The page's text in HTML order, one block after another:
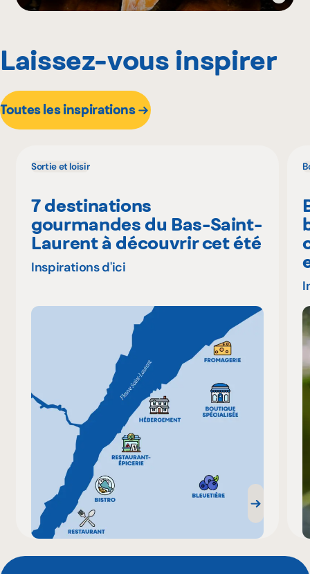
Laissez-vous inspirer
Toutes les inspirations
Sortie et loisir
7 destinations
gourmandes du Bas-Saint-
Laurent à découvrir cet été
Inspirations d'ici